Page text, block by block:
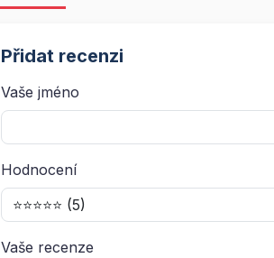
Přidat recenzi
Vaše jméno
Hodnocení
Vaše recenze